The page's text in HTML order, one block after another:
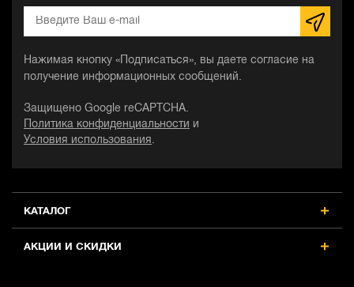
КАТАЛОГ
АКЦИИ И СКИДКИ
Нажимая кнопку «Подписаться», вы даете согласие на
получение информационных сообщений.
Защищено Google reCAPTCHA.
Политика конфиденциальности и
Условия использования.